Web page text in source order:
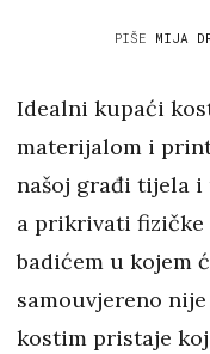
PIŠE MIJA
Idealni kupaći
materijalom i
našoj građi tijela
a prikrivati fizičke
badićem u kojem
samouvjereno
kostim pristaje